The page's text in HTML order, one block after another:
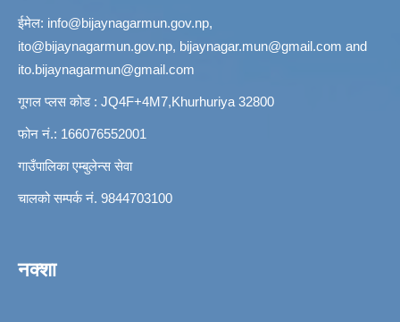
ईमेल: info@bijaynagarmun.gov.np,
ito@bijaynagarmun.gov.np, bijaynagar.mun@gmail.com and
ito.bijaynagarmun@gmail.com
गूगल प्लस कोड : JQ4F+4M7,Khurhuriya 32800
फोन नं.: 166076552001
गाउँपालिका एम्बुलेन्स सेवा
चालको सम्पर्क नं. 9844703100
नक्शा